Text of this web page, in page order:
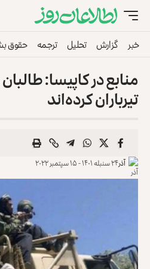
خبر گزارش تحلیل ترجمه حقوق
منابع در کاپیسا:
تیرباران کرده‌اند
آذر۲۴ سنبله ۱۴۰۱ - ۱۵ سپتمبر ۲۰۲۲